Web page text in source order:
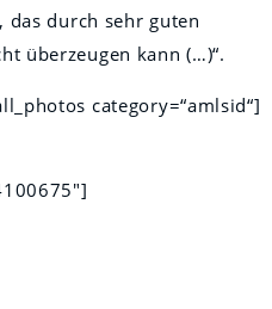
durch sehr guten
überzeugen kann (…)“.
category=“amlsid“]